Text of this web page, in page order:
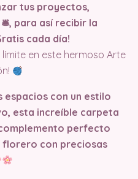
tus proyectos,
para así recibir la
cada día!
en este hermoso Arte
espacios con un estilo
esta increíble carpeta
perfecto
florero con preciosas